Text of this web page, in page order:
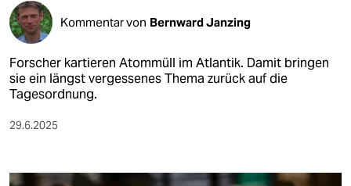
Kommentar von Bernward Janzing
Forscher kartieren Atommüll im Atlantik. Damit bringen
sie ein längst vergessenes Thema zurück auf die
Tagesordnung.
29.6.2025